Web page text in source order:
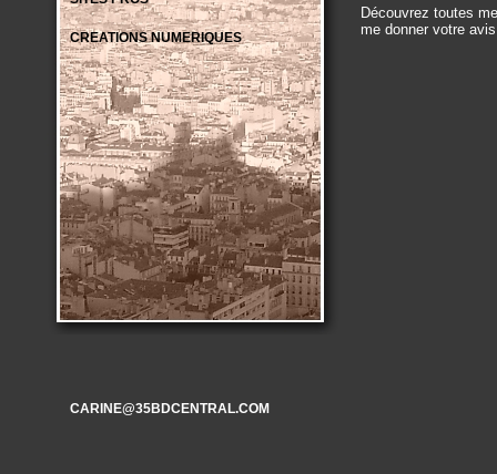
CREATIONS NUMERIQUES
CARINE@35BDCENTRAL.COM
Découvrez toutes
me donner votre